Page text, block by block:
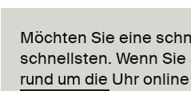
Möchten Sie eine
schnellsten. Wenn
rund um die Uhr